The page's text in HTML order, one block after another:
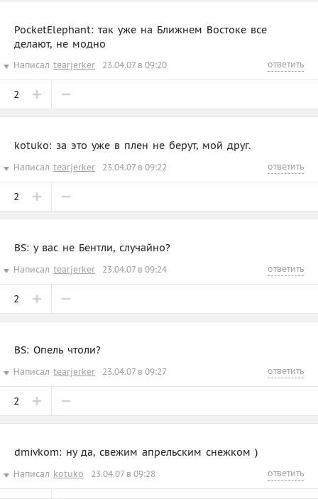
PocketElephant: так уже на Ближнем Востоке все
делают, не модно
Написал tearjerker 23.04.07 в 09:20 ответить
2
kotuko: за это уже в плен не берут, мой друг.
Написал tearjerker 23.04.07 в 09:22 ответить
2
BS: у вас не Бентли, случайно?
Написал tearjerker 23.04.07 в 09:24 ответить
2
BS: Опель чтоли?
Написал tearjerker 23.04.07 в 09:27 ответить
2
dmivkom: ну да, свежим апрельским снежком )
Написал kotuko 23.04.07 в 09:28 ответить